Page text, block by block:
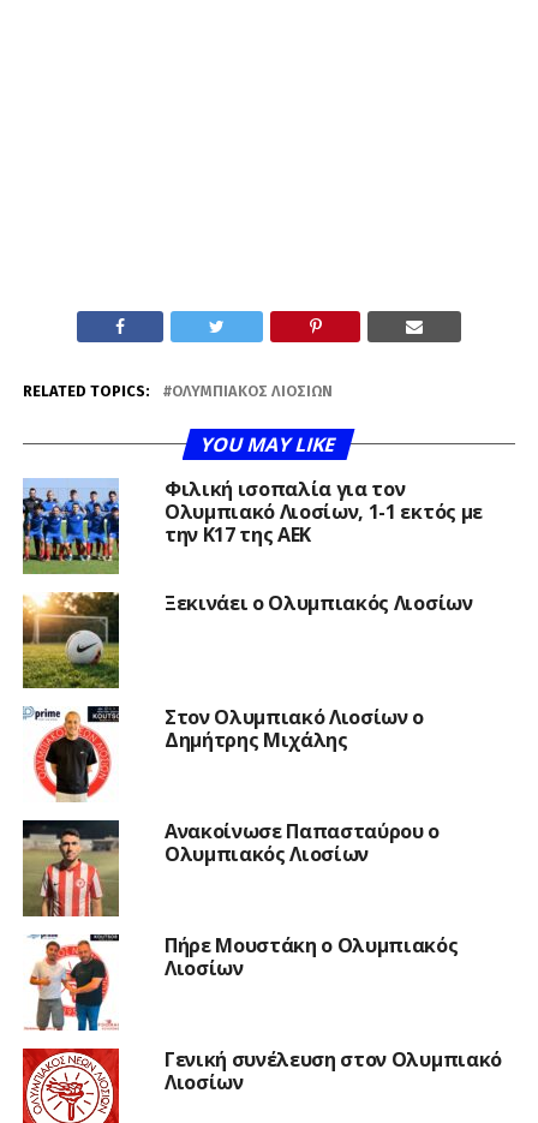
RELATED TOPICS: ΟΛΥΜΠΙΑΚΌΣ ΛΙΟΣΊΩΝ
YOU MAY LIKE
Φιλική ισοπαλία για τον
Ολυμπιακό Λιοσίων, 1-1 εκτός με
την Κ17 της ΑΕΚ
Ξεκινάει ο Ολυμπιακός Λιοσίων
Στον Ολυμπιακό Λιοσίων ο
Δημήτρης Μιχάλης
Ανακοίνωσε Παπασταύρου ο
Ολυμπιακός Λιοσίων
Πήρε Μουστάκη ο Ολυμπιακός
Λιοσίων
Γενική συνέλευση στον Ολυμπιακό
Λιοσίων